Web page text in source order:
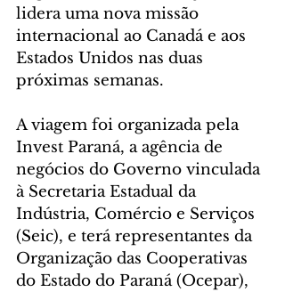
lidera uma nova missão
internacional ao Canadá e aos
Estados Unidos nas duas
próximas semanas.
A viagem foi organizada pela
Invest Paraná, a agência de
negócios do Governo vinculada
à Secretaria Estadual da
Indústria, Comércio e Serviços
(Seic), e terá representantes da
Organização das Cooperativas
do Estado do Paraná (Ocepar),